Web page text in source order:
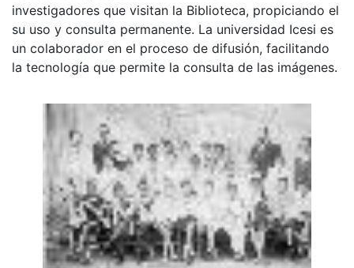
investigadores que visitan la Biblioteca, propiciando el
su uso y consulta permanente. La universidad Icesi es
un colaborador en el proceso de difusión, facilitando
la tecnología que permite la consulta de las imágenes.